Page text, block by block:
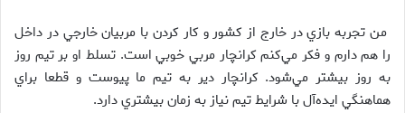
من تجربه بازي در خارج از كشور و كار كردن با مربيان خارجي در داخل
را هم دارم و فكر مي‌كنم كرانچار مربي خوبي است. تسلط او بر تيم روز
به روز بيشتر مي‌شود. كرانچار دير به تيم ما پيوست و قطعا براي
هماهنگي ايده‌آل با شرايط تيم نياز به زمان بيشتري دارد.